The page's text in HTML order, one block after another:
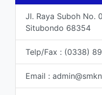
Jl. Raya Suboh No.
Situbondo 68354
Telp/Fax : (0338)
Email :